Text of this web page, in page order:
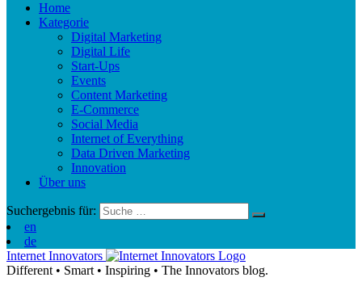
Home
Kategorie
Digital Marketing
Digital Life
Start-Ups
Events
Content Marketing
E-Commerce
Social Media
Internet of Everything
Data Driven Marketing
Innovation
Über uns
Suchergebnis für:
en
de
Internet Innovators
Different • Smart • Inspiring • The Innovators blog.